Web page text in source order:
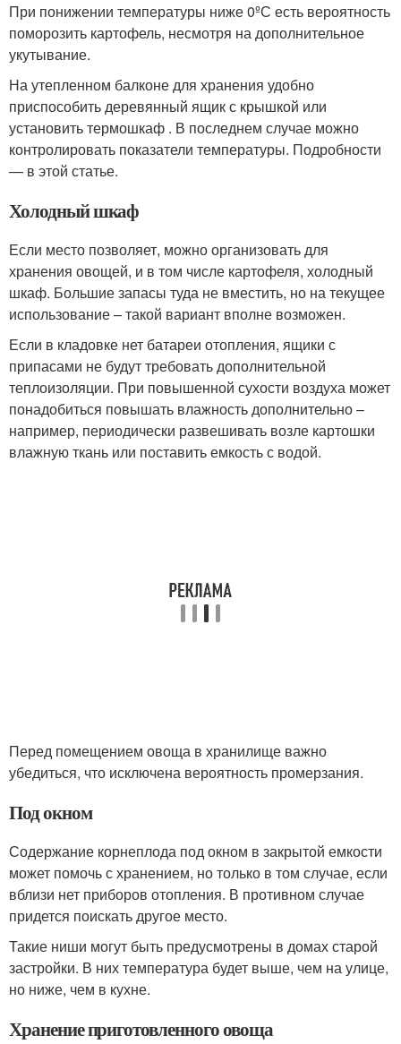
При понижении температуры ниже 0ºС есть вероятность
поморозить картофель, несмотря на дополнительное
укутывание.
На утепленном балконе для хранения удобно
приспособить деревянный ящик с крышкой или
установить термошкаф . В последнем случае можно
контролировать показатели температуры. Подробности
— в этой статье.
Холодный шкаф
Если место позволяет, можно организовать для
хранения овощей, и в том числе картофеля, холодный
шкаф. Большие запасы туда не вместить, но на текущее
использование – такой вариант вполне возможен.
Если в кладовке нет батареи отопления, ящики с
припасами не будут требовать дополнительной
теплоизоляции. При повышенной сухости воздуха может
понадобиться повышать влажность дополнительно –
например, периодически развешивать возле картошки
влажную ткань или поставить емкость с водой.
Перед помещением овоща в хранилище важно
убедиться, что исключена вероятность промерзания.
Под окном
Содержание корнеплода под окном в закрытой емкости
может помочь с хранением, но только в том случае, если
вблизи нет приборов отопления. В противном случае
придется поискать другое место.
Такие ниши могут быть предусмотрены в домах старой
застройки. В них температура будет выше, чем на улице,
но ниже, чем в кухне.
Хранение приготовленного овоща